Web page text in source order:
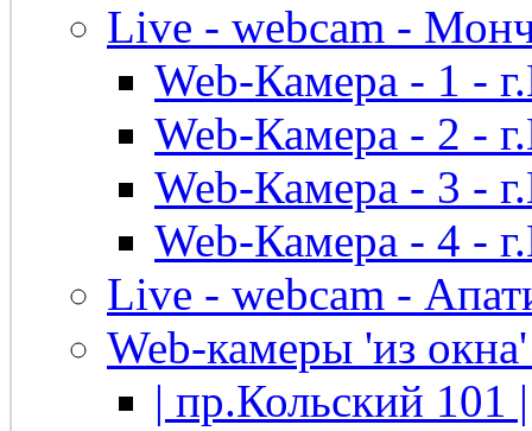
Live - webcam -
Web-Камера - 1 -
Web-Камера - 2 -
Web-Камера - 3 -
Web-Камера - 4 -
Live - webcam -
Web-камеры 'из
| пр.Кольский 101 |